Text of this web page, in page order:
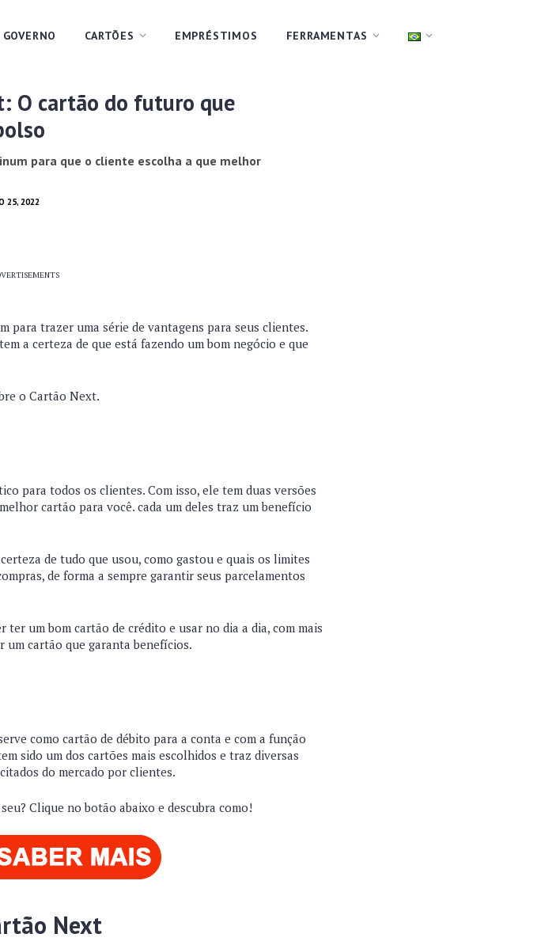
CARTÕES EMPRÉSTIMOS FERRAMENTAS
O cartão do futuro que
para que o cliente escolha a que melhor
25, 2022
para trazer uma série de vantagens para seus clientes.
a certeza de que está fazendo um bom negócio e que
o Cartão Next.
para todos os clientes. Com isso, ele tem duas versões
cartão para você. cada um deles traz um benefício
de tudo que usou, como gastou e quais os limites
de forma a sempre garantir seus parcelamentos
um bom cartão de crédito e usar no dia a dia, com mais
um cartão que garanta benefícios.
como cartão de débito para a conta e com a função
sido um dos cartões mais escolhidos e traz diversas
do mercado por clientes.
Clique no botão abaixo e descubra como!
Next